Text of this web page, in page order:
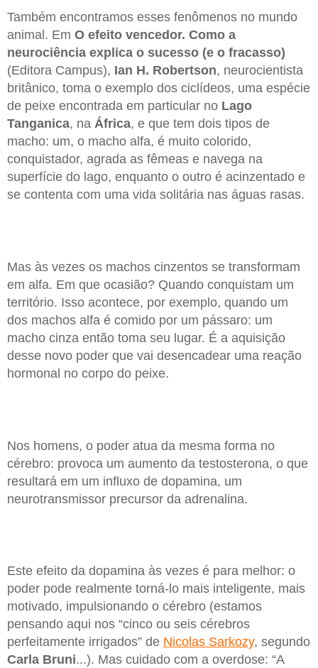
Também encontramos esses fenômenos no mundo
animal. Em O efeito vencedor. Como a
neurociência explica o sucesso (e o fracasso)
(Editora Campus), Ian H. Robertson, neurocientista
britânico, toma o exemplo dos ciclídeos, uma espécie
de peixe encontrada em particular no Lago
Tanganica, na África, e que tem dois tipos de
macho: um, o macho alfa, é muito colorido,
conquistador, agrada as fêmeas e navega na
superfície do lago, enquanto o outro é acinzentado e
se contenta com uma vida solitária nas águas rasas.
Mas às vezes os machos cinzentos se transformam
em alfa. Em que ocasião? Quando conquistam um
território. Isso acontece, por exemplo, quando um
dos machos alfa é comido por um pássaro: um
macho cinza então toma seu lugar. É a aquisição
desse novo poder que vai desencadear uma reação
hormonal no corpo do peixe.
Nos homens, o poder atua da mesma forma no
cérebro: provoca um aumento da testosterona, o que
resultará em um influxo de dopamina, um
neurotransmissor precursor da adrenalina.
Este efeito da dopamina às vezes é para melhor: o
poder pode realmente torná-lo mais inteligente, mais
motivado, impulsionando o cérebro (estamos
pensando aqui nos “cinco ou seis cérebros
perfeitamente irrigados” de Nicolas Sarkozy, segundo
Carla Bruni...). Mas cuidado com a overdose: “A